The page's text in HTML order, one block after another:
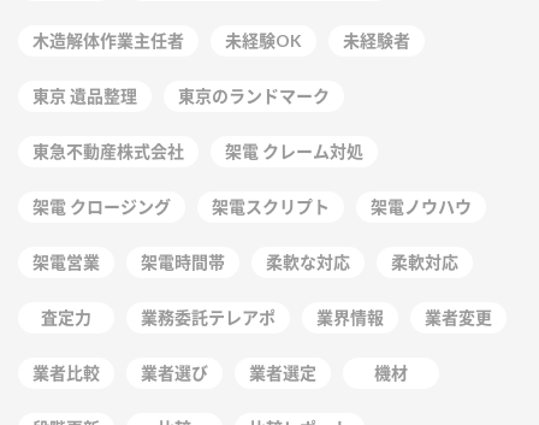
木造解体作業主任者 未経験OK 未経験者
東京 遺品整理 東京のランドマーク
東急不動産株式会社 架電 クレーム対処
架電 クロージング 架電スクリプト 架電ノウハウ
架電営業 架電時間帯 柔軟な対応 柔軟対応
査定力 業務委託テレアポ 業界情報 業者変更
業者比較 業者選び 業者選定 機材